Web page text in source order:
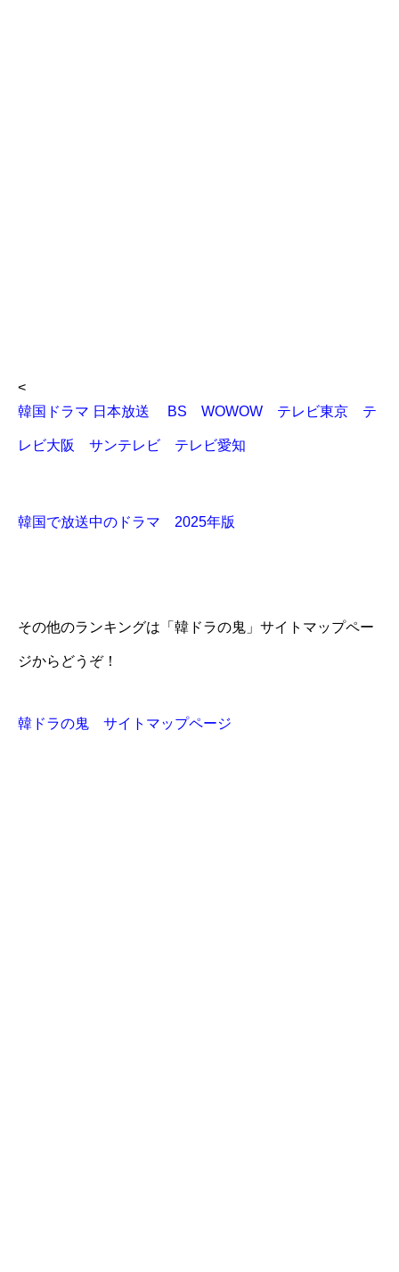
<
韓国ドラマ 日本放送 BS WOWOW テレビ東京 テ
レビ大阪 サンテレビ テレビ愛知
韓国で放送中のドラマ 2025年版
その他のランキングは「韓ドラの鬼」サイトマップペー
ジからどうぞ！
韓ドラの鬼 サイトマップページ